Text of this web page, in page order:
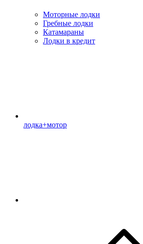
Моторные лодки
Гребные лодки
Катамараны
Лодки в кредит
лодка+мотор